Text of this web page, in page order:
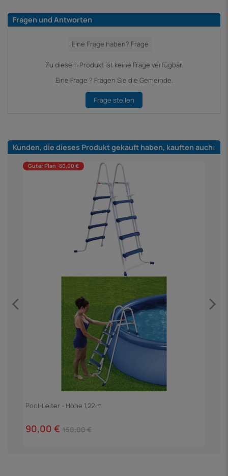
Fragen und Antworten
Zu diesem Produkt ist keine Frage verfügbar.
Eine Frage ? Fragen Sie die Gemeinde.
Frage stellen
Kunden, die dieses Produkt gekauft haben, kauften auch:
Guter Plan -60,00 €
Pool-Leiter - Höhe 1,22 m
90,00 € 150,00 €